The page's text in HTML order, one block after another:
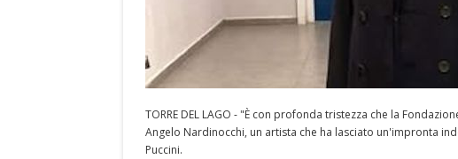
TORRE DEL LAGO - "È con profonda tristezza che la
Angelo Nardinocchi, un artista che ha lasciato un'impronta
Puccini.